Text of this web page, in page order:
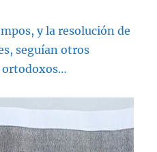
y la resolución de
seguían otros
ortodoxos…